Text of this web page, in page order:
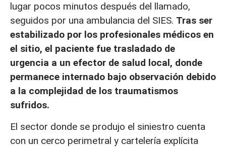
lugar pocos minutos después del llamado,
seguidos por una ambulancia del SIES. Tras ser
estabilizado por los profesionales médicos en
el sitio, el paciente fue trasladado de
urgencia a un efector de salud local, donde
permanece internado bajo observación debido
a la complejidad de los traumatismos
sufridos.
El sector donde se produjo el siniestro cuenta
con un cerco perimetral y cartelería explícita